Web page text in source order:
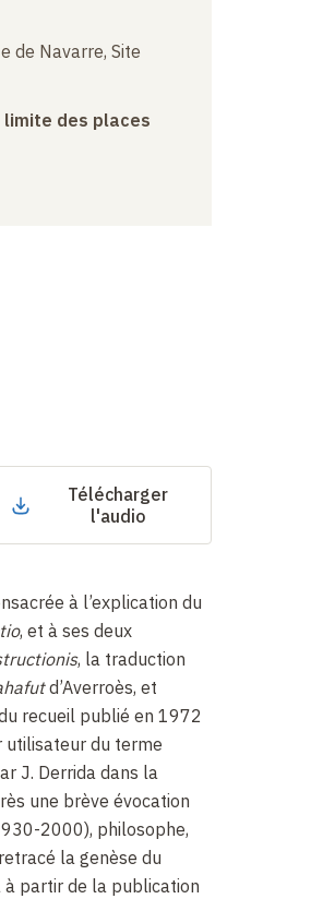
de Navarre, Site
limite des places
Télécharger
l'audio
à l’explication du
, et à ses deux
, la traduction
d’Averroès, et
recueil publié en 1972
utilisateur du terme
J. Derrida dans la
une brève évocation
2000), philosophe,
la genèse du
partir de la publication